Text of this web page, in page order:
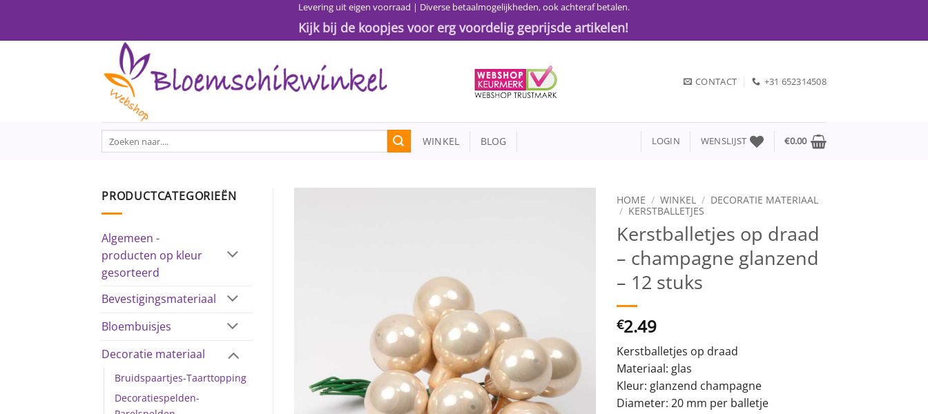
inhoud
Levering uit eigen voorraad | Diverse betaalmogelijkheden, ook achteraf betalen.
Kijk bij de koopjes voor erg voordelig geprijsde artikelen!
CONTACT +31 652314508
Zoeken
naar:
WINKEL BLOG LOGIN WENSLIJST €0.00
PRODUCTCATEGORIEËN
Algemeen -
producten op kleur
gesorteerd
Bevestigingsmateriaal
Bloembuisjes
Decoratie materiaal
Bruidspaartjes-Taarttopping
Decoratiespelden-
HOME / WINKEL / DECORATIE MATERIAAL
/ KERSTBALLETJES
Kerstballetjes op draad
– champagne glanzend
– 12 stuks
€2.49
Kerstballetjes op draad
Materiaal: glas
Kleur: glanzend champagne
Diameter: 20 mm per balletje